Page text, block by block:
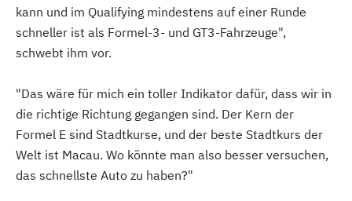
kann und im Qualifying mindestens auf einer Runde
schneller ist als Formel-3- und GT3-Fahrzeuge",
schwebt ihm vor.
"Das wäre für mich ein toller Indikator dafür, dass wir in
die richtige Richtung gegangen sind. Der Kern der
Formel E sind Stadtkurse, und der beste Stadtkurs der
Welt ist Macau. Wo könnte man also besser versuchen,
das schnellste Auto zu haben?"